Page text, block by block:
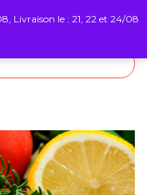
Livraison le : 21, 22 et 24/08